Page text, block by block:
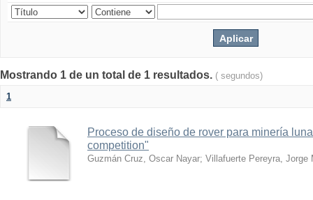
Mostrando 1 de un total de 1 resultados. ( segundos)
1
Proceso de diseño de rover para minería
competition"
Guzmán Cruz, Oscar Nayar; Villafuerte Pereyra, Jorge